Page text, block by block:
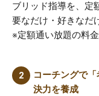
ブリッド指導を、定
要なだけ・好きなだ
※定額通い放題の料
コーチングで
決力を養成